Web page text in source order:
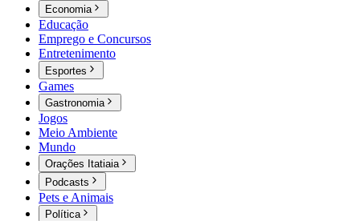
Economia
Educação
Emprego e Concursos
Entretenimento
Esportes
Games
Gastronomia
Jogos
Meio Ambiente
Mundo
Orações Itatiaia
Podcasts
Pets e Animais
Política